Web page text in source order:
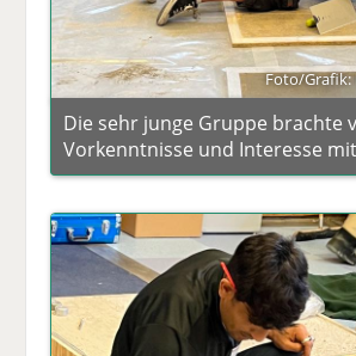
Foto/Grafik:
Die sehr junge Gruppe brachte
Vorkenntnisse und Interesse